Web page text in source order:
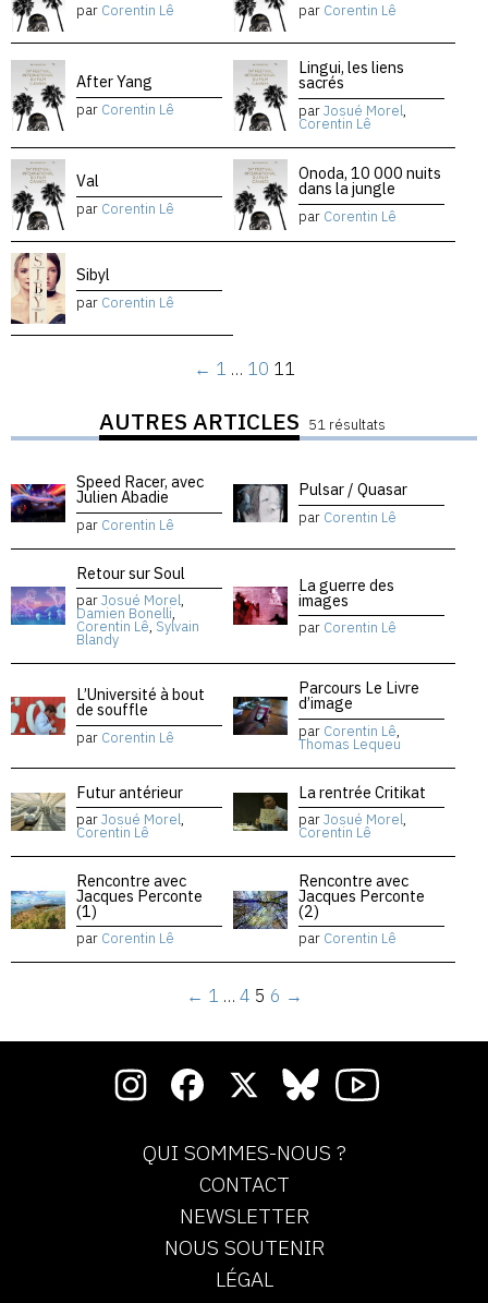
par Corentin Lê par Corentin Lê
After Yang
par Corentin Lê
Lingui, les liens
sacrés
parJosué Morel,
Corentin Lê
Val
par Corentin Lê
Onoda, 10 000 nuits
dans la jungle
par Corentin Lê
Sibyl
par Corentin Lê
← 1 … 10 11
AUTRES ARTICLES 51 résultats
Speed Racer, avec
Julien Abadie
par Corentin Lê
Pulsar / Quasar
par Corentin Lê
Retour sur Soul
parJosué Morel,
Damien Bonelli,
Corentin Lê, Sylvain
Blandy
La guerre des
images
par Corentin Lê
L’Université à bout
de souffle
par Corentin Lê
Parcours Le Livre
d’image
par Corentin Lê,
Thomas Lequeu
Futur antérieur
parJosué Morel,
Corentin Lê
La rentrée Critikat
parJosué Morel,
Corentin Lê
Rencontre avec
Jacques Perconte
(1)
par Corentin Lê
Rencontre avec
Jacques Perconte
(2)
par Corentin Lê
← 1 … 4 5 6 →
QUI SOMMES-NOUS ?
CONTACT
NEWSLETTER
NOUS SOUTENIR
LÉGAL